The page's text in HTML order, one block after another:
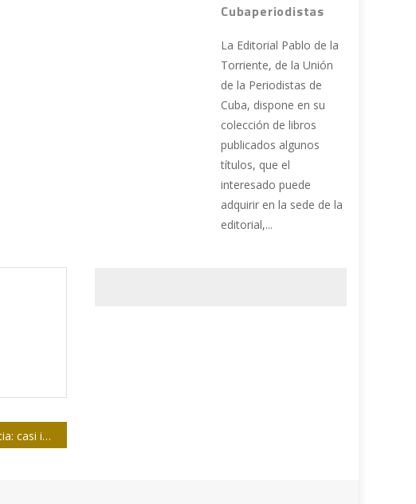
UNESCO denuncia: casi impunidad absoluta en asesinatos de periodistas
Cubaperiodistas
La Editorial Pablo de la
Torriente, de la Unión
de la Periodistas de
Cuba, dispone en su
colección de libros
publicados algunos
títulos, que el
interesado puede
adquirir en la sede de la
editorial,...